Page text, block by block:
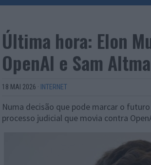
Última hora: Elon
OpenAI e Sam
18 MAI 2026 · INTERNET
Numa decisão que pode marcar o
processo judicial que movia contra